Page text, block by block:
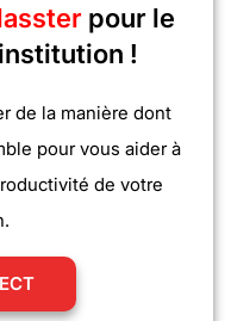
pour le
!
de la manière dont
pour vous aider à
de votre